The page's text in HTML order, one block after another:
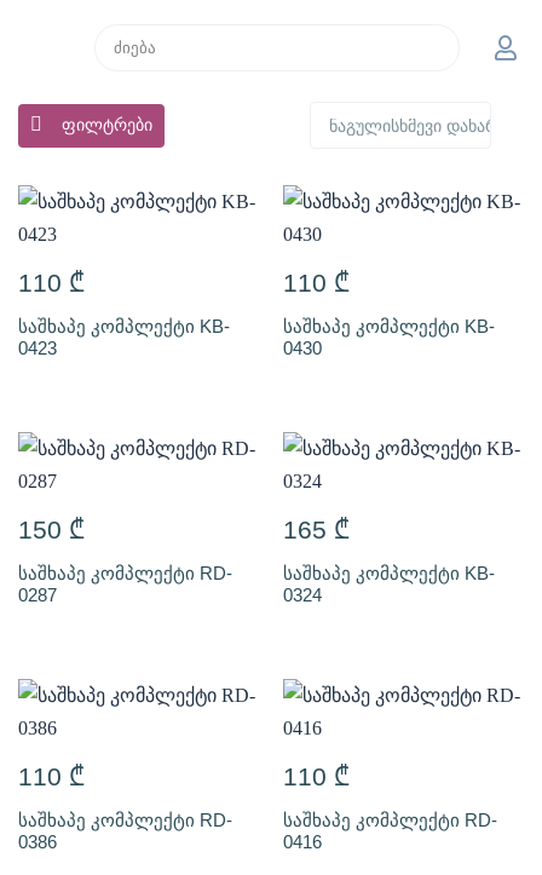
ფილტრები
110 ₾
საშხაპე კომპლექტი KB-
0423
110 ₾
საშხაპე კომპლექტი KB-
0430
150 ₾
საშხაპე კომპლექტი RD-
0287
165 ₾
საშხაპე კომპლექტი KB-
0324
110 ₾
საშხაპე კომპლექტი RD-
0386
110 ₾
საშხაპე კომპლექტი RD-
0416